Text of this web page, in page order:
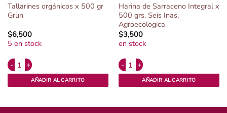
Tallarines orgánicos x 500 gr
Grün
$6,500
5 en stock
Tallarines orgánicos x 500 gr Grün cantidad
AÑADIR AL CARRITO
Harina de Sarraceno Integral x
500 grs. Seis Inas,
Agroecologica
$3,500
en stock
Harina de Sarraceno Integral x 500
AÑADIR AL CARRITO
cantidad